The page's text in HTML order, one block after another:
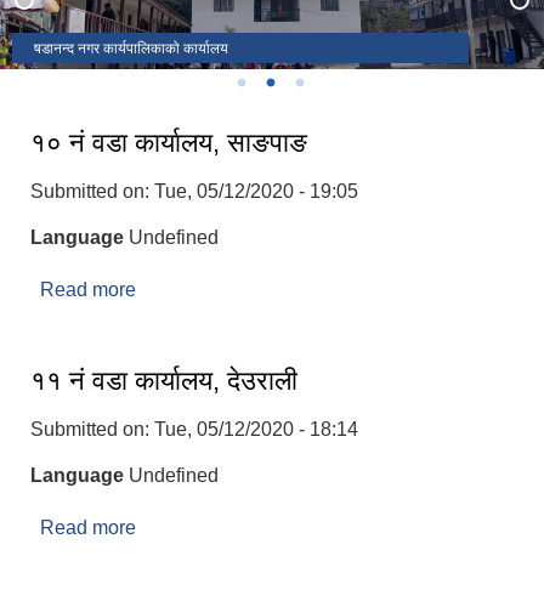
रामचन्द्र मन्दिर परिसर
षडानन्द नगर कार्यपालिकाको कार्यालय
ऐतिहासिक दिंला बजारमा नाचिने लाखे नाच
१० नं वडा कार्यालय, साङपाङ
Submitted on: Tue, 05/12/2020 - 19:05
Language Undefined
Read more
११ नं वडा कार्यालय, देउराली
Submitted on: Tue, 05/12/2020 - 18:14
Language Undefined
Read more